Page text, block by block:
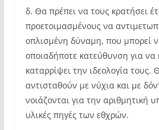
δ. Θα πρέπει να τους κρατήσει
προετοιμασμένους να
οπλισμένη δύναμη, που μπορεί
οποιαδήποτε κατεύθυνση για να
καταρρίψει την ιδεολογία τους.
αντισταθούν με νύχια και με
νοιάζονται για την αριθμητική
υλικές πηγές των εθχρών.